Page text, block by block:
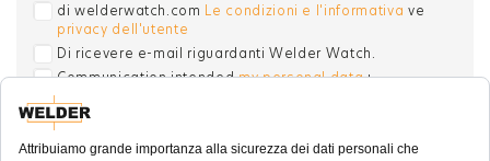
di welderwatch.com Le condizioni e l'informativa ve
privacy dell'utente
Di ricevere e-mail riguardanti Welder Watch.
Communication intendedmy personal dataı